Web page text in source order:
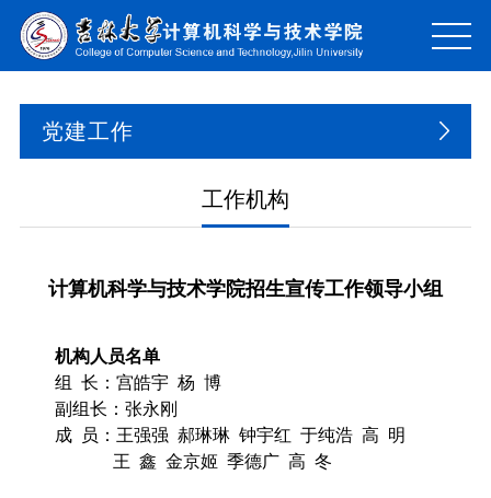
党建工作
工作机构
计算机科学与技术学院招生宣传工作领导小组
机构人员名单
组
长：宫皓宇 杨 博
副组长：张永刚
成
员：王强强 郝琳琳 钟宇红 于纯浩 高 明
王 鑫 金京姬 季德广 高 冬